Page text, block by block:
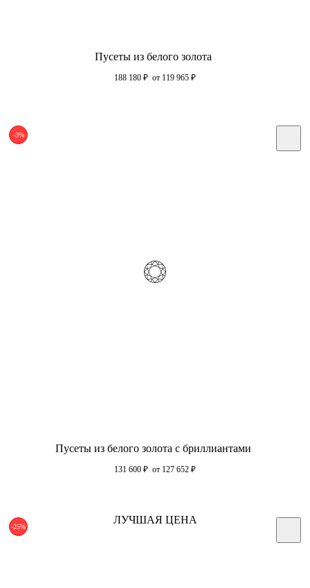
Пусеты из белого золота
188 180 ₽ от 119 965 ₽
-3%
Пусеты из белого золота с бриллиантами
131 600 ₽ от 127 652 ₽
-25%
ЛУЧШАЯ ЦЕНА